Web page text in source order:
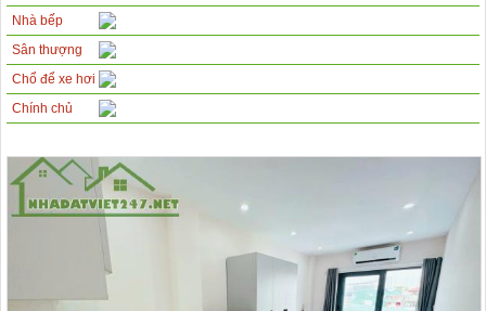
Nhà bếp
Sân thượng
Chổ để xe hơi
Chính chủ